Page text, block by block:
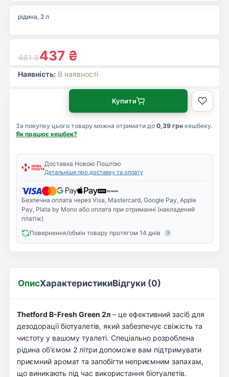
481₴437 ₴
рідина, 2 л
Наявність: В наявності
За покупку цього товару можна отримати до 0,39 грн кешбеку.
Як працює кешбек?
Купити
Доставка Новою Поштою
Детальніше про доставку та оплату
Безпечна оплата через Visa, Mastercard, Google Pay, Apple
Pay, Plata by Mono або оплата при отриманні (накладений
платіж)
Повернення/обмін товару протягом 14 днів
?
ОписХарактеристикиВідгуки (0)
Thetford B-Fresh Green 2л – це ефективний засіб для
дезодорації біотуалетів, який забезпечує свіжість та
чистоту у вашому туалеті. Спеціально розроблена
рідина об'ємом 2 літри допоможе вам підтримувати
приємний аромат та запобігти неприємним запахам,
що виникають під час використання біотуалетів.